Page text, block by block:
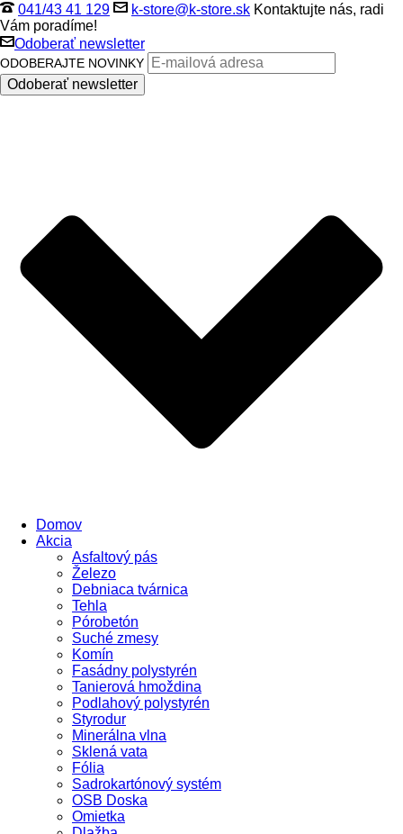
041/43 41 129 k-store@k-store.sk Kontaktujte nás, radi
Vám poradíme!
Odoberať newsletter
ODOBERAJTE NOVINKY
Domov
Akcia
Asfaltový pás
Železo
Debniaca tvárnica
Tehla
Pórobetón
Suché zmesy
Komín
Fasádny polystyrén
Tanierová hmoždina
Podlahový polystyrén
Styrodur
Minerálna vlna
Sklená vata
Fólia
Sadrokartónový systém
OSB Doska
Omietka